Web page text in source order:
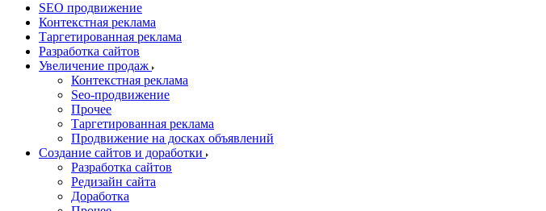
SEO продвижение
Контекстная реклама
Таргетированная реклама
Разработка сайтов
Увеличение продаж
Контекстная реклама
Seo-продвижение
Прочее
Таргетированная реклама
Продвижение на досках объявлений
Создание сайтов и доработки
Разработка сайтов
Редизайн сайта
Доработка